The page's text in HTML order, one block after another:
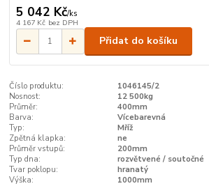
5 042 Kč/ks
4 167 Kč bez DPH
Přidat do košíku
Číslo produktu:
1046145/2
Nosnost:
12 500kg
Průměr:
400mm
Barva:
Vícebarevná
Typ:
Mříž
Zpětná klapka:
ne
Průměr vstupů:
200mm
Typ dna:
rozvětvené / soutočné
Tvar poklopu:
hranatý
Výška:
1000mm